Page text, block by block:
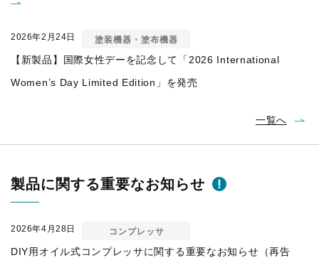
2026年2月24日 塗装機器・塗布機器
【新製品】国際女性デーを記念して「2026 International
Women’s Day Limited Edition」を発売
一覧へ
製品に関する重要なお知らせ
2026年4月28日 コンプレッサ
DIY用オイル式コンプレッサに関する重要なお知らせ（再告